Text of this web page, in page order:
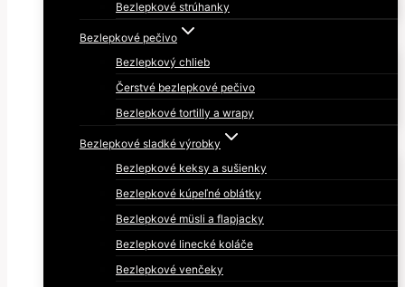
Bezlepkové strúhanky
Bezlepkové pečivo
Bezlepkový chlieb
Čerstvé bezlepkové pečivo
Bezlepkové tortilly a wrapy
Bezlepkové sladké výrobky
Bezlepkové keksy a sušienky
Bezlepkové kúpeľné oblátky
Bezlepkové müsli a flapjacky
Bezlepkové linecké koláče
Bezlepkové venčeky